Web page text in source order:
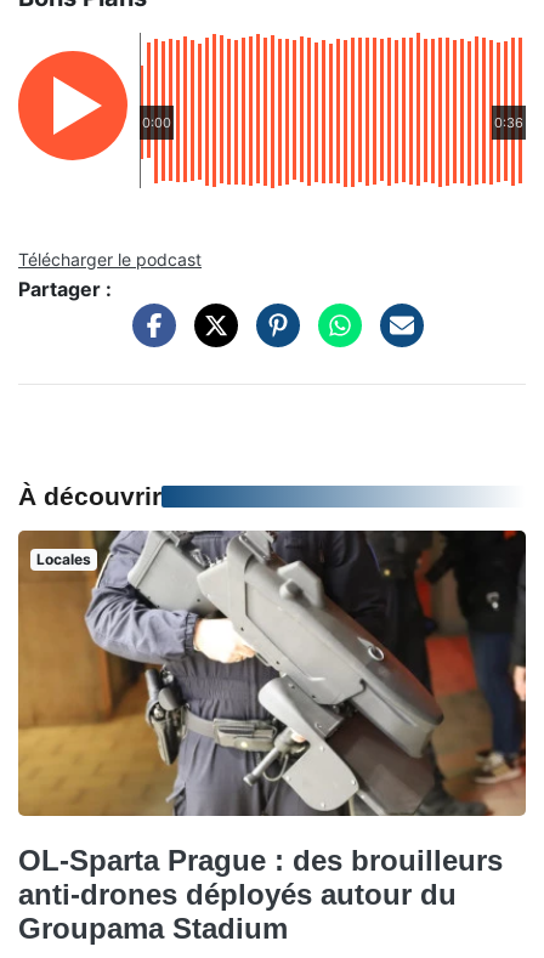
0:00 0:36
Télécharger le podcast
Partager :
À découvrir
Locales
OL-Sparta Prague : des brouilleurs
anti-drones déployés autour du
Groupama Stadium